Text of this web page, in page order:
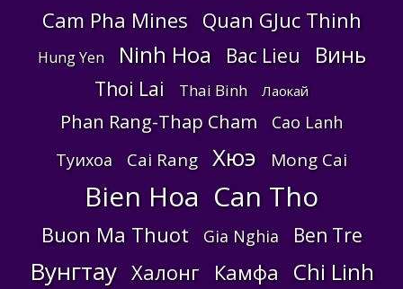
Cam Pha Mines Quan GJuc Thinh
Hung Yen Ninh Hoa Bac Lieu Винь
Thoi Lai Thai Binh Лаокай
Phan Rang-Thap Cham
Cao Lanh
Туихоа
Cai Rang Хюэ Mong Cai
Bien Hoa Can Tho
Buon Ma Thuot Gia Nghia Ben Tre
Вунгтау Халонг Камфа Chi Linh